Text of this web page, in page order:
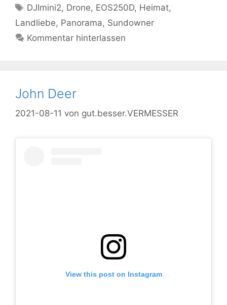
Schlagwörter
DJImini2, Drone, EOS250D, Heimat,
Landliebe, Panorama, Sundowner
Kommentar hinterlassen
John Deer
2021-08-11 von gut.besser.VERMESSER
View this post on Instagram